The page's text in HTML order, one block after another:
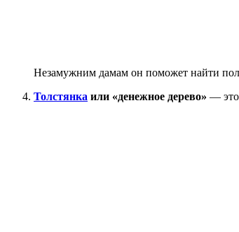
Незамужним дамам он поможет найти
Толстянка или «денежное дерево» — это